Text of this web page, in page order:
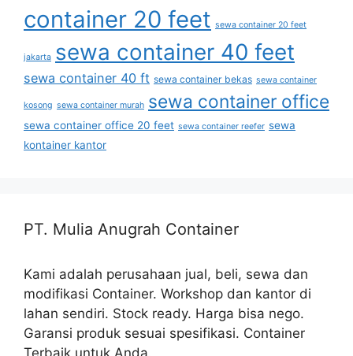
container 20 feet sewa container 20 feet
jakarta sewa container 40 feet
sewa container 40 ft sewa container bekas sewa container
kosong sewa container murah sewa container office
sewa container office 20 feet sewa container reefer sewa
kontainer kantor
PT. Mulia Anugrah Container
Kami adalah perusahaan jual, beli, sewa dan
modifikasi Container. Workshop dan kantor di
lahan sendiri. Stock ready. Harga bisa nego.
Garansi produk sesuai spesifikasi. Container
Terbaik untuk Anda.